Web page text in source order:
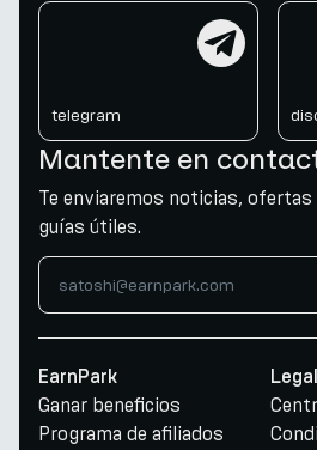
telegram
Mantente en
Te enviaremos noticias,
guías útiles.
EarnPark
Ganar beneficios
Programa de afiliados
Legal